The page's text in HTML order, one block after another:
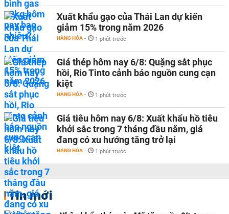
Xuất khẩu gạo của Thái Lan dự kiến
giảm 15% trong năm 2026
HÀNG HÓA - 1 phút trước
Giá thép hôm nay 6/8: Quặng sắt phục
hồi, Rio Tinto cảnh báo nguồn cung cạn
kiệt
HÀNG HÓA - 1 phút trước
Giá tiêu hôm nay 6/8: Xuất khẩu hồ tiêu
khởi sắc trong 7 tháng đầu năm, giá
đang có xu hướng tăng trở lại
HÀNG HÓA - 1 phút trước
Tin mới